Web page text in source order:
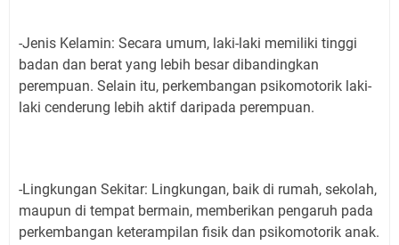
-Jenis Kelamin: Secara umum, laki-laki memiliki tinggi
badan dan berat yang lebih besar dibandingkan
perempuan. Selain itu, perkembangan psikomotorik laki-
laki cenderung lebih aktif daripada perempuan.
-Lingkungan Sekitar: Lingkungan, baik di rumah, sekolah,
maupun di tempat bermain, memberikan pengaruh pada
perkembangan keterampilan fisik dan psikomotorik anak.